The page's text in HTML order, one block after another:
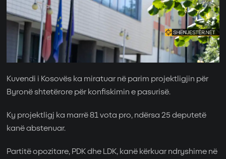
Kuvendi i Kosovës ka miratuar në parim projektligjin për
Byronë shtetërore për konfiskimin e pasurisë.
Ky projektligj ka marrë 81 vota pro, ndërsa 25 deputetë
kanë abstenuar.
Partitë opozitare, PDK dhe LDK, kanë kërkuar ndryshime në